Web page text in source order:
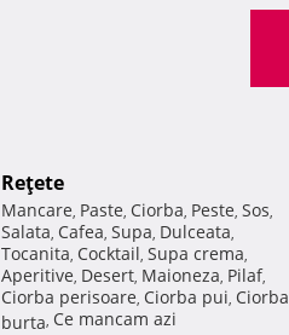
Reţete
Mancare, Paste, Ciorba, Peste, Sos,
Salata, Cafea, Supa, Dulceata,
Tocanita, Cocktail, Supa crema,
Aperitive, Desert, Maioneza, Pilaf,
Ciorba perisoare, Ciorba pui, Ciorba
burta, Ce mancam azi